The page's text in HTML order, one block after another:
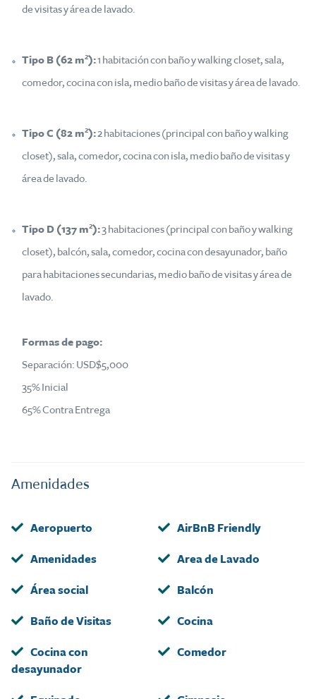
de visitas y área de lavado.
Tipo B (62 m²):1 habitación con baño y walking closet, sala,
comedor, cocina con isla, medio baño de visitas y área de lavado.
Tipo C (82 m²):2 habitaciones (principal con baño y walking
closet), sala, comedor, cocina con isla, medio baño de visitas y
área de lavado.
Tipo D (137 m²):3 habitaciones (principal con baño y walking
closet), balcón, sala, comedor, cocina con desayunador, baño
para habitaciones secundarias, medio baño de visitas y área de
lavado.
Formas de pago:
Separación: USD$5,000
35% Inicial
65% Contra Entrega
Amenidades
Aeropuerto AirBnB Friendly
Amenidades Area de Lavado
Área social Balcón
Baño de Visitas Cocina
Cocina con
desayunador
Comedor